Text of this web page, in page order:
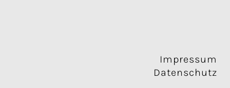
Impressum
Datenschutz